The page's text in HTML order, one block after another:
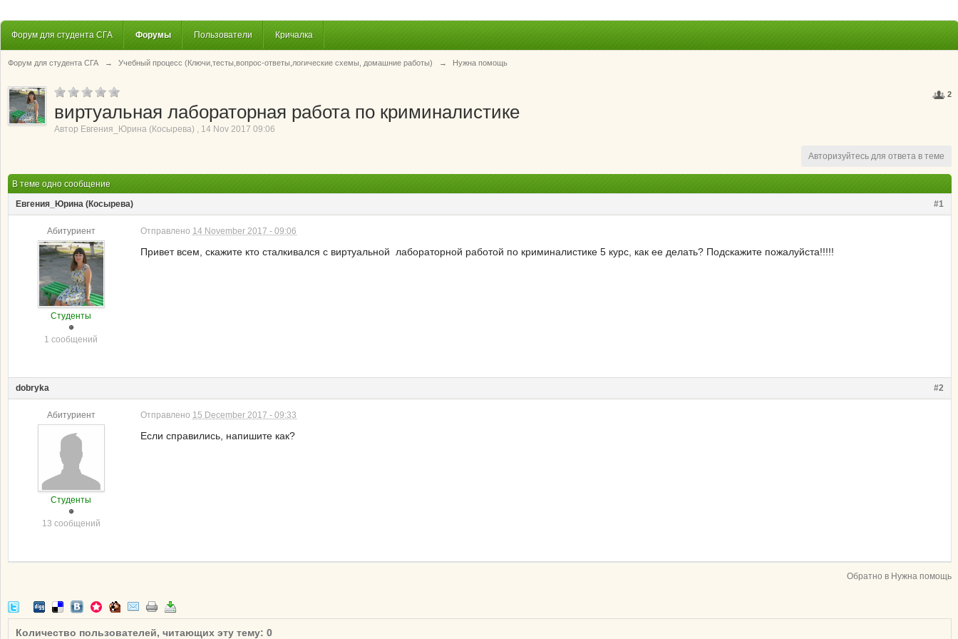
Форум для студента СГА Форумы Пользователи Кричалка
Форум для студента СГА → Учебный процесс (Ключи,тесты,вопрос-ответы,логические схемы, домашние работы) → Нужна помощь
2
виртуальная лабораторная работа по криминалистике
Автор Евгения_Юрина (Косырева) , 14 Nov 2017 09:06
Авторизуйтесь для ответа в теме
В теме одно сообщение
#1
Евгения_Юрина (Косырева)
Абитуриент
Студенты
1 сообщений
Отправлено 14 November 2017 - 09:06
Привет всем, скажите кто сталкивался с виртуальной лабораторной работой по криминалистике 5 курс, как ее делать? Подскажите пожалуйста!!!!!
#2
dobryka
Абитуриент
Студенты
13 сообщений
Отправлено 15 December 2017 - 09:33
Если справились, напишите как?
Обратно в Нужна помощь
Количество пользователей, читающих эту тему: 0